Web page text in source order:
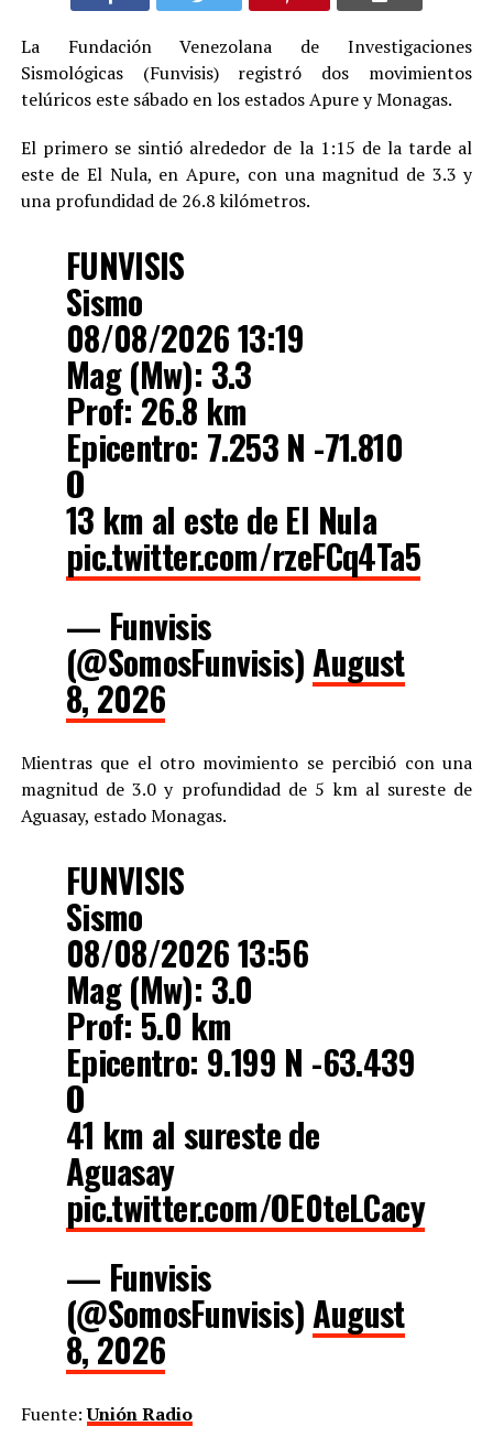
La Fundación Venezolana de Investigaciones
Sismológicas (Funvisis) registró dos movimientos
telúricos este sábado en los estados Apure y Monagas.
El primero se sintió alrededor de la 1:15 de la tarde al
este de El Nula, en Apure, con una magnitud de 3.3 y
una profundidad de 26.8 kilómetros.
FUNVISIS
Sismo
08/08/2026 13:19
Mag (Mw): 3.3
Prof: 26.8 km
Epicentro: 7.253 N -71.810
O
13 km al este de El Nula
pic.twitter.com/rzeFCq4Ta5
— Funvisis
(@SomosFunvisis) August
8, 2026
Mientras que el otro movimiento se percibió con una
magnitud de 3.0 y profundidad de 5 km al sureste de
Aguasay, estado Monagas.
FUNVISIS
Sismo
08/08/2026 13:56
Mag (Mw): 3.0
Prof: 5.0 km
Epicentro: 9.199 N -63.439
O
41 km al sureste de
Aguasay
pic.twitter.com/OE0teLCacy
— Funvisis
(@SomosFunvisis) August
8, 2026
Fuente:Unión Radio